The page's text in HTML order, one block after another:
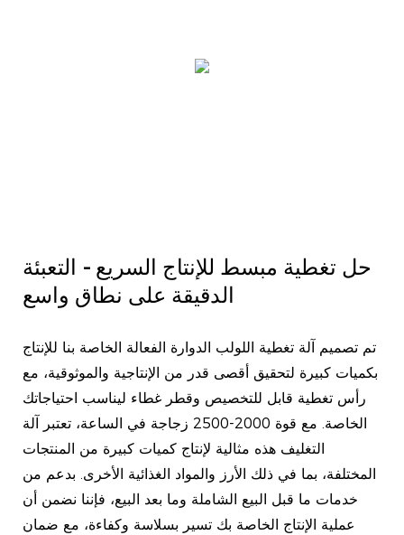
حل تغطية مبسط للإنتاج السريع - التعبئة
تم تصميم آلة تغطية اللولب الدوارة الفعالة الخاصة بنا للإنتاج
بكميات كبيرة لتحقيق أقصى قدر من الإنتاجية والموثوقية، مع
رأس تغطية قابل للتخصيص وقطر غطاء ليناسب احتياجاتك
الخاصة. مع قوة 2000-2500 زجاجة في الساعة، تعتبر آلة
التغليف هذه مثالية لإنتاج كميات كبيرة من المنتجات
المختلفة، بما في ذلك الأرز والمواد الغذائية الأخرى. بدعم من
خدمات ما قبل البيع الشاملة وما بعد البيع، فإننا نضمن أن
عملية الإنتاج الخاصة بك تسير بسلاسة وكفاءة، مع ضمان